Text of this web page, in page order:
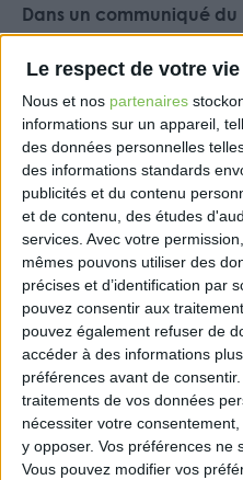
Le respect de votre
Nous et nos partenaires
informations sur un appareil,
des données personnelles
des informations standards
publicités et du contenu
et de contenu, des études
services. Avec votre
mêmes pouvons utiliser des
précises et d’identification par
pouvez consentir aux
pouvez également refuser de
accéder à des informations
préférences avant de consentir.
traitements de vos données
nécessiter votre
y opposer. Vos préférences ne
Vous pouvez modifier vos
Dans un communiqué du
autorité de l’audit (H2A)
professionnels
certification des
durabilité n’ont plus que
s’inscrire à l’épreuve
de candidature doivent
plus tard le 30 juin 2026.
Cette épreuve,
application de l’article
commerce, constitue
d’inscription sur les listes
commissaires aux
informations en matière
nouvelles missions. Les
également justifier d’un
auprès d’un